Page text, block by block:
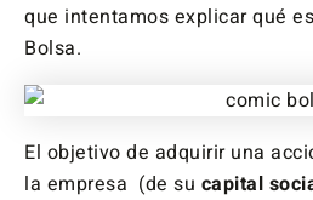
que intentamos explicar qué
Bolsa.
El objetivo de adquirir una
la empresa (de su capital